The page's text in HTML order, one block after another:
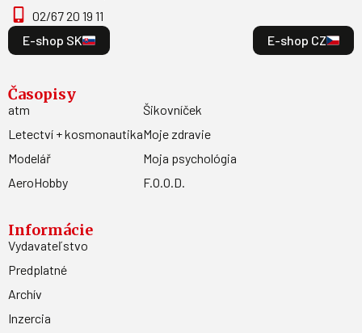
02/67 20 19 11
E-shop SK
E-shop CZ
Časopisy
atm
Letectví + kosmonautika
Modelář
AeroHobby
Šikovníček
Moje zdravie
Moja psychológia
F.O.O.D.
Informácie
Vydavateľstvo
Predplatné
Archív
Inzercia